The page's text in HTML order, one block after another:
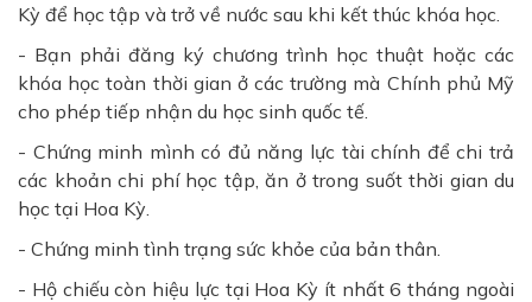
Kỳ để học tập và trở về nước sau khi kết thúc khóa học.
- Bạn phải đăng ký chương trình học thuật hoặc các
khóa học toàn thời gian ở các trường mà Chính phủ Mỹ
cho phép tiếp nhận du học sinh quốc tế.
- Chứng minh mình có đủ năng lực tài chính để chi trả
các khoản chi phí học tập, ăn ở trong suốt thời gian du
học tại Hoa Kỳ.
- Chứng minh tình trạng sức khỏe của bản thân.
- Hộ chiếu còn hiệu lực tại Hoa Kỳ ít nhất 6 tháng ngoài